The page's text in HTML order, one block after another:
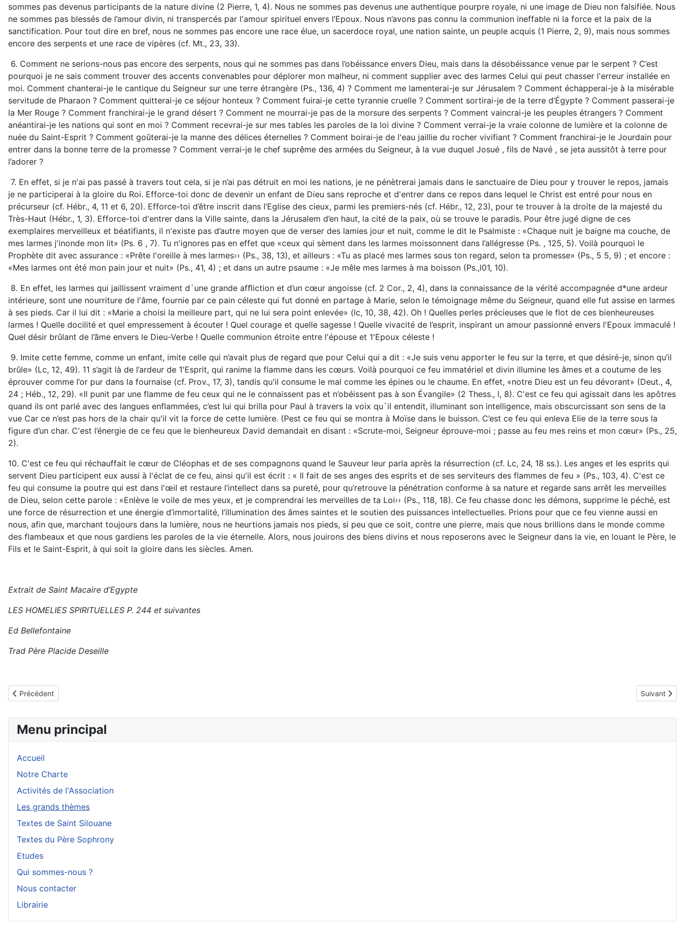
Menu principal
Accueil
Notre Charte
Activités de l'Association
Les grands thèmes
Textes de Saint Silouane
Textes du Père Sophrony
Etudes
Qui sommes-nous ?
Nous contacter
Librairie
sommes pas devenus participants de la nature divine (2 Pierre, 1, 4). Nous ne sommes pas devenus une authentique pourpre royale, ni une image de Dieu non falsifiée. Nous
ne sommes pas blessés de l’amour divin, ni transpercés par l'amour spirituel envers l’Epoux. Nous n’avons pas connu la communion ineffable ni la force et la paix de la
sanctification. Pour tout dire en bref, nous ne sommes pas encore une race élue, un sacerdoce royal, une nation sainte, un peuple acquis (1 Pierre, 2, 9), mais nous sommes
encore des serpents et une race de vipères (cf. Mt., 23, 33).
6. Comment ne serions-nous pas encore des serpents, nous qui ne sommes pas dans l’obéissance envers Dieu, mais dans la désobéissance venue par le serpent ? C’est
pourquoi je ne sais comment trouver des accents convenables pour déplorer mon malheur, ni comment supplier avec des larmes Celui qui peut chasser l'erreur installée en
moi. Comment chanterai-je le cantique du Seigneur sur une terre étrangère (Ps., 136, 4) ? Comment me lamenterai-je sur Jérusalem ? Comment échapperai-je à la misérable
servitude de Pharaon ? Comment quitterai-je ce séjour honteux ? Comment fuirai-je cette tyrannie cruelle ? Comment sortirai-je de la terre d’Égypte ? Comment passerai-je
la Mer Rouge ? Comment franchirai-je le grand désert ? Comment ne mourrai-je pas de la morsure des serpents ? Comment vaincrai-je les peuples étrangers ? Comment
anéantirai-je les nations qui sont en moi ? Comment recevrai-je sur mes tables les paroles de la loi divine ? Comment verrai-je la vraie colonne de lumière et la colonne de
nuée du Saint-Esprit ? Comment goûterai-je la manne des délices éternelles ? Comment boirai-je de l'eau jaillie du rocher vivifiant ? Comment franchirai-je le Jourdain pour
entrer dans la bonne terre de la promesse ? Comment verrai-je le chef suprême des armées du Seigneur, à la vue duquel Josué , fils de Navé , se jeta aussitôt à terre pour
l’adorer ?
7. En effet, si je n'ai pas passé à travers tout cela, si je n’ai pas détruit en moi les nations, je ne pénètrerai jamais dans le sanctuaire de Dieu pour y trouver le repos, jamais
je ne participerai à la gloire du Roi. Efforce-toi donc de devenir un enfant de Dieu sans reproche et d'entrer dans ce repos dans lequel le Christ est entré pour nous en
précurseur (cf. Hébr., 4, 11 et 6, 20). Efforce-toi d’être inscrit dans l’Eglise des cieux, parmi les premiers-nés (cf. Hébr., 12, 23), pour te trouver à la droite de la majesté du
Très-Haut (Hébr., 1, 3). Efforce-toi d'entrer dans la Ville sainte, dans la Jérusalem d’en haut, la cité de la paix, où se trouve le paradis. Pour être jugé digne de ces
exemplaires merveilleux et béatifiants, il n'existe pas d’autre moyen que de verser des lamies jour et nuit, comme le dit le Psalmiste : «Chaque nuit je baigne ma couche, de
mes larmes j'inonde mon lit» (Ps. 6 , 7). Tu n'ignores pas en effet que «ceux qui sèment dans les larmes moissonnent dans l’allégresse (Ps. , 125, 5). Voilà pourquoi le
Prophète dit avec assurance : «Prête l'oreille à mes larmes›› (Ps., 38, 13), et ailleurs : «Tu as placé mes larmes sous ton regard, selon ta promesse» (Ps., 5 5, 9) ; et encore :
«Mes larmes ont été mon pain jour et nuit» (Ps., 41, 4) ; et dans un autre psaume : «Je mêle mes larmes à ma boisson (Ps.,l01, 10).
8. En effet, les larmes qui jaillissent vraiment d`une grande afﬂiction et d’un cœur angoisse (cf. 2 Cor., 2, 4), dans la connaissance de la vérité accompagnée d*une ardeur
intérieure, sont une nourriture de l'âme, fournie par ce pain céleste qui fut donné en partage à Marie, selon le témoignage même du Seigneur, quand elle fut assise en larmes
à ses pieds. Car il lui dit : «Marie a choisi la meilleure part, qui ne lui sera point enlevée» (lc, 10, 38, 42). Oh ! Quelles perles précieuses que le flot de ces bienheureuses
larmes ! Quelle docilité et quel empressement à écouter ! Quel courage et quelle sagesse ! Quelle vivacité de l’esprit, inspirant un amour passionné envers l'Epoux immaculé !
Quel désir brûlant de l’ãme envers le Dieu-Verbe ! Quelle communion étroite entre l'épouse et 1'Epoux céleste !
9. Imite cette femme, comme un enfant, imite celle qui n’avait plus de regard que pour Celui qui a dit : «Je suis venu apporter le feu sur la terre, et que désiré-je, sinon qu’il
brûle» (Lc, 12, 49). 11 s’agit là de l’ardeur de 1'Esprit, qui ranime la flamme dans les cœurs. Voilà pourquoi ce feu immatériel et divin illumine les âmes et a coutume de les
éprouver comme l’or pur dans la fournaise (cf. Prov., 17, 3), tandis qu'il consume le mal comme les épines ou le chaume. En effet, «notre Dieu est un feu dévorant» (Deut., 4,
24 ; Héb., 12, 29). «Il punit par une flamme de feu ceux qui ne le connaissent pas et n’obéissent pas à son Évangile» (2 Thess., l, 8). C'est ce feu qui agissait dans les apôtres
quand ils ont parlé avec des langues enflammées, c’est lui qui brilla pour Paul à travers la voix qu`il entendit, illuminant son intelligence, mais obscurcissant son sens de la
vue Car ce n’est pas hors de la chair qu'il vit la force de cette lumière. (Pest ce feu qui se montra à Moïse dans le buisson. C’est ce feu qui enleva Elie de la terre sous la
figure d’un char. C'est l’énergie de ce feu que le bienheureux David demandait en disant : «Scrute-moi, Seigneur éprouve-moi ; passe au feu mes reins et mon cœur» (Ps., 25,
2).
10. C'est ce feu qui réchauffait le cœur de Cléophas et de ses compagnons quand le Sauveur leur parla après la résurrection (cf. Lc, 24, 18 ss.). Les anges et les esprits qui
servent Dieu participent eux aussi à l'éclat de ce feu, ainsi qu'il est écrit : « Il fait de ses anges des esprits et de ses serviteurs des flammes de feu » (Ps., 103, 4). C'est ce
feu qui consume la poutre qui est dans l'œil et restaure l’intellect dans sa pureté, pour qu’retrouve la pénétration conforme à sa nature et regarde sans arrêt les merveilles
de Dieu, selon cette parole : «Enlève le voile de mes yeux, et je comprendrai les merveilles de ta Loi›› (Ps., 118, 18). Ce feu chasse donc les démons, supprime le péché, est
une force de résurrection et une énergie d’immortalité, l’illumination des âmes saintes et le soutien des puissances intellectuelles. Prions pour que ce feu vienne aussi en
nous, afin que, marchant toujours dans la lumière, nous ne heurtions jamais nos pieds, si peu que ce soit, contre une pierre, mais que nous brillions dans le monde comme
des flambeaux et que nous gardiens les paroles de la vie éternelle. Alors, nous jouirons des biens divins et nous reposerons avec le Seigneur dans la vie, en louant le Père, le
Fils et le Saint-Esprit, à qui soit la gloire dans les siècles. Amen.
Extrait de Saint Macaire d’Egypte
LES HOMELIES SPIRITUELLES P. 244 et suivantes
Ed Bellefontaine
Trad Père Placide Deseille
Article précédent : Sur le repentir
Précédent Article
Suivant